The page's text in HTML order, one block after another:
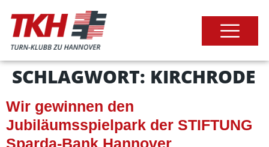
SCHLAGWORT: KIRCHRODE
Wir gewinnen den
Jubiläumsspielpark der STIFTUNG
Sparda-Bank Hannover